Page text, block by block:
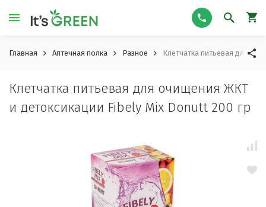
Главная Аптечная полка Разное Клетчатка питьевая для
Клетчатка питьевая для очищения ЖКТ
и детоксикации Fibely Mix Donutt 200 гр